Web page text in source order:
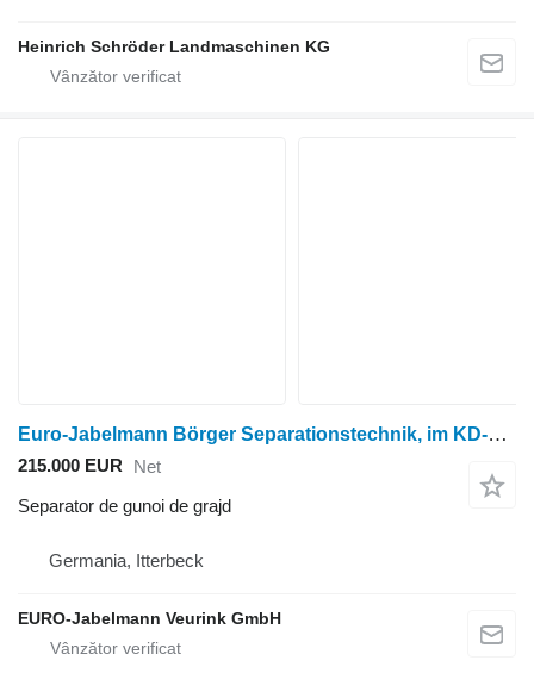
Heinrich Schröder Landmaschinen KG
Euro-Jabelmann Börger Separationstechnik, im KD-Auftrag
215.000 EUR
Net
Separator de gunoi de grajd
Germania, Itterbeck
EURO-Jabelmann Veurink GmbH